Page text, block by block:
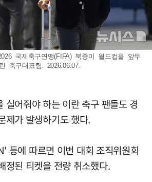
국제축구연맹(FIFA) 북중미 월드컵을 앞두
축구대표팀. 2026.06.07.
실어줘야 하는 이란 축구 팬들도 경
제가 발생하기도 했다.
등에 따르면 이번 대회 조직위원회
정된 티켓을 전량 취소했다.